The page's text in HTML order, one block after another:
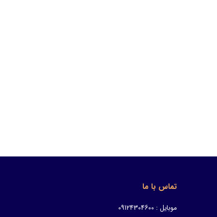
تماس با ما
موبایل : 09124304600